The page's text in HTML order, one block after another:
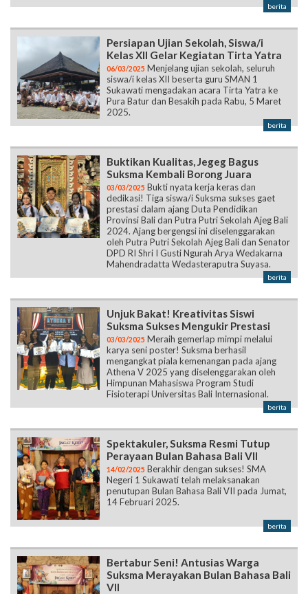
berita
Persiapan Ujian Sekolah, Siswa/i
Kelas XII Gelar Kegiatan Tirta Yatra
06/03/2025 Menjelang ujian sekolah, seluruh
siswa/i kelas XII beserta guru SMAN 1
Sukawati mengadakan acara Tirta Yatra ke
Pura Batur dan Besakih pada Rabu, 5 Maret
2025.
berita
Buktikan Kualitas, Jegeg Bagus
Suksma Kembali Borong Juara
03/03/2025 Bukti nyata kerja keras dan
dedikasi! Tiga siswa/i Suksma sukses gaet
prestasi dalam ajang Duta Pendidikan
Provinsi Bali dan Putra Putri Sekolah Ajeg Bali
2024. Ajang bergengsi ini diselenggarakan
oleh Putra Putri Sekolah Ajeg Bali dan Senator
DPD RI Shri I Gusti Ngurah Arya Wedakarna
Mahendradatta Wedasteraputra Suyasa.
berita
Unjuk Bakat! Kreativitas Siswi
Suksma Sukses Mengukir Prestasi
03/03/2025 Meraih gemerlap mimpi melalui
karya seni poster! Suksma berhasil
mengangkat piala kemenangan pada ajang
Athena V 2025 yang diselenggarakan oleh
Himpunan Mahasiswa Program Studi
Fisioterapi Universitas Bali Internasional.
berita
Spektakuler, Suksma Resmi Tutup
Perayaan Bulan Bahasa Bali VII
14/02/2025 Berakhir dengan sukses! SMA
Negeri 1 Sukawati telah melaksanakan
penutupan Bulan Bahasa Bali VII pada Jumat,
14 Februari 2025.
berita
Bertabur Seni! Antusias Warga
Suksma Merayakan Bulan Bahasa Bali
VII